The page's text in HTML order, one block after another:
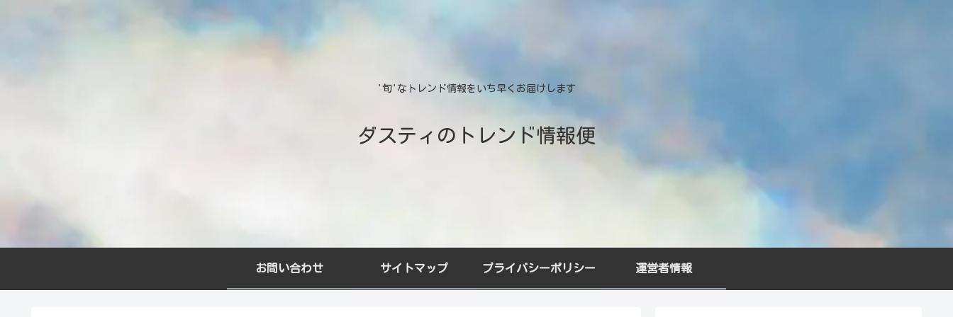
'旬'なトレンド情報をいち早くお届けします
ダスティのトレンド情報便
お問い合わせ サイトマップ プライバシーポリシー 運営者情報